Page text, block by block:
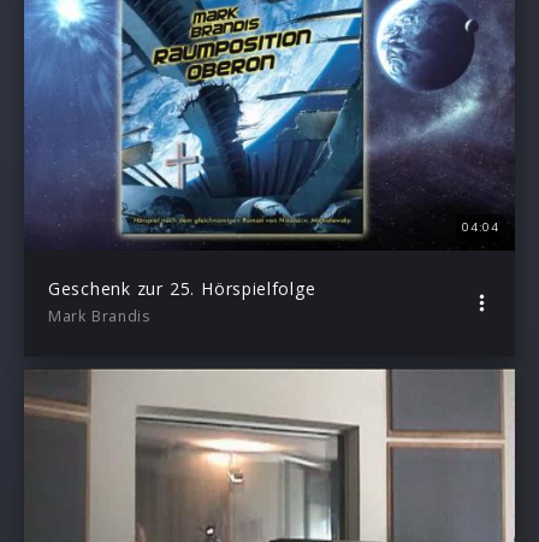
04:04
Geschenk zur 25. Hörspielfolge
Mark Brandis